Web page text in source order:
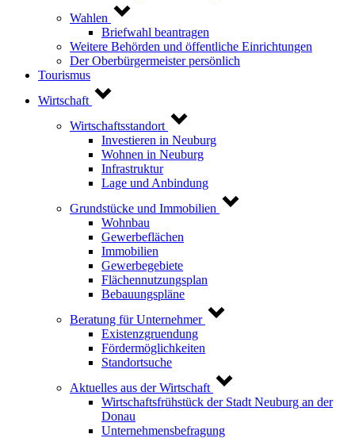
Wahlen
Briefwahl beantragen
Weitere Behörden und öffentliche Einrichtungen
Der Oberbürgermeister persönlich
Tourismus
Wirtschaft
Wirtschaftsstandort
Investieren in Neuburg
Wohnen in Neuburg
Infrastruktur
Lage und Anbindung
Grundstücke und Immobilien
Wohnbau
Gewerbeflächen
Immobilien
Gewerbegebiete
Flächennutzungsplan
Bebauungspläne
Beratung für Unternehmer
Existenzgruendung
Fördermöglichkeiten
Standortsuche
Aktuelles aus der Wirtschaft
Wirtschaftsfrühstück der Stadt Neuburg an der
Donau
Unternehmensbefragung